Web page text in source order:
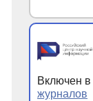
Включен в
журналов